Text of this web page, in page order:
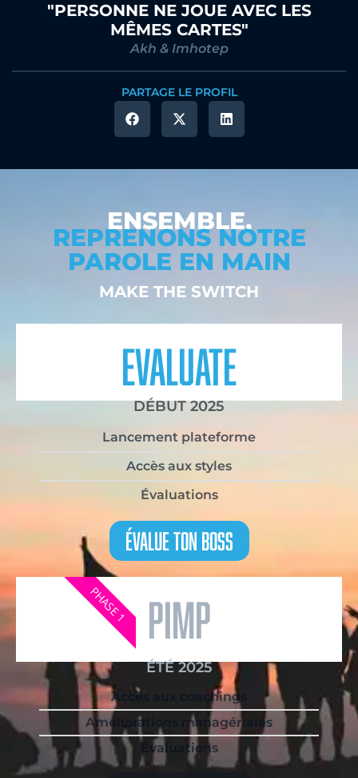
"PERSONNE NE JOUE AVEC LES
MÊMES CARTES"
Akh & Imhotep
PARTAGE LE PROFIL
ENSEMBLE,
REPRENONS NOTRE
PAROLE EN MAIN
MAKE THE SWITCH
evaluate
DÉBUT 2025
Lancement plateforme
Accès aux styles
Évaluations
Évalue Ton Boss
PHASE 1 pimp
ÉTÉ 2025
Accès aux coachings
Améliorations managériales
Évaluations